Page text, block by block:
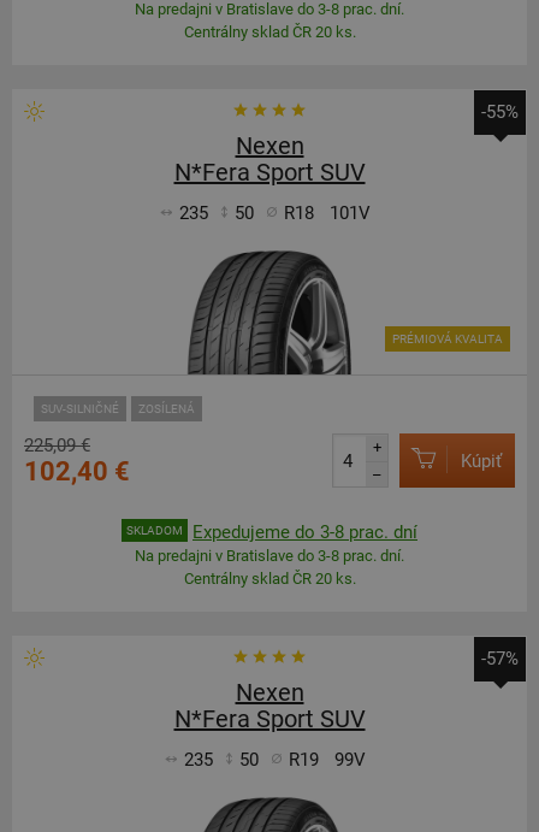
Na predajni v Bratislave do 3-8 prac. dní.
Centrálny sklad ČR 20 ks.
-55%
Nexen
N*Fera Sport SUV
235 50 R18 101V
SUV-SILNIČNÉ ZOSÍLENÁ
PRÉMIOVÁ KVALITA
225,09 €
102,40 €
+
–
Kúpiť
SKLADOM Expedujeme do 3-8 prac. dní
Na predajni v Bratislave do 3-8 prac. dní.
Centrálny sklad ČR 20 ks.
-57%
Nexen
N*Fera Sport SUV
235 50 R19 99V